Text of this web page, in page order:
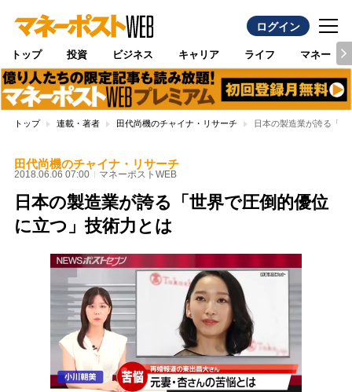
ログイン
トップ 投資 ビジネス キャリア ライフ マネー
トップ 連載・著者 田代尚機のチャイナ・リサーチ 日本の製造業が誇る「
田代尚機のチャイナ・リサーチ
2018.06.06 07:00 マネーポストWEB
日本の製造業が誇る「世界で圧倒的優位
に立つ」技術力とは